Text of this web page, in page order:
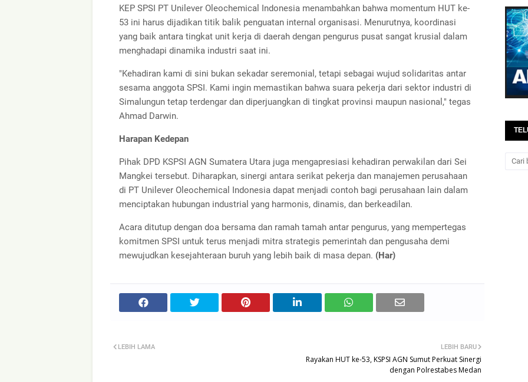
KEP SPSI PT Unilever Oleochemical Indonesia menambahkan bahwa momentum HUT ke-
53 ini harus dijadikan titik balik penguatan internal organisasi. Menurutnya, koordinasi
yang baik antara tingkat unit kerja di daerah dengan pengurus pusat sangat krusial dalam
menghadapi dinamika industri saat ini.
"Kehadiran kami di sini bukan sekadar seremonial, tetapi sebagai wujud solidaritas antar
sesama anggota SPSI. Kami ingin memastikan bahwa suara pekerja dari sektor industri di
Simalungun tetap terdengar dan diperjuangkan di tingkat provinsi maupun nasional," tegas
Ahmad Darwin.
Harapan Kedepan
Pihak DPD KSPSI AGN Sumatera Utara juga mengapresiasi kehadiran perwakilan dari Sei
Mangkei tersebut. Diharapkan, sinergi antara serikat pekerja dan manajemen perusahaan
di PT Unilever Oleochemical Indonesia dapat menjadi contoh bagi perusahaan lain dalam
menciptakan hubungan industrial yang harmonis, dinamis, dan berkeadilan.
Acara ditutup dengan doa bersama dan ramah tamah antar pengurus, yang mempertegas
komitmen SPSI untuk terus menjadi mitra strategis pemerintah dan pengusaha demi
mewujudkan kesejahteraan buruh yang lebih baik di masa depan. (Har)
LEBIH BARU
Rayakan HUT ke-53, KSPSI AGN Sumut Perkuat Sinergi
dengan Polrestabes Medan
LEBIH LAMA